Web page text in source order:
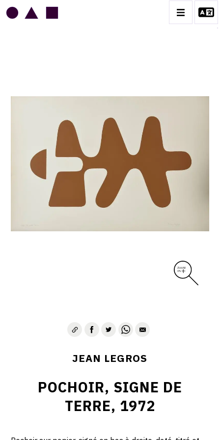
CATALOGUE DES OEUVRES
GRUES DE BEAUBOURG
OEUVRES ANCIENNES
RONDS MUSICAUX
TOILES À BANDES
TÔLES ÉMAILLÉES
JEAN LEGROS
POCHOIR, SIGNE DE
TERRE, 1972